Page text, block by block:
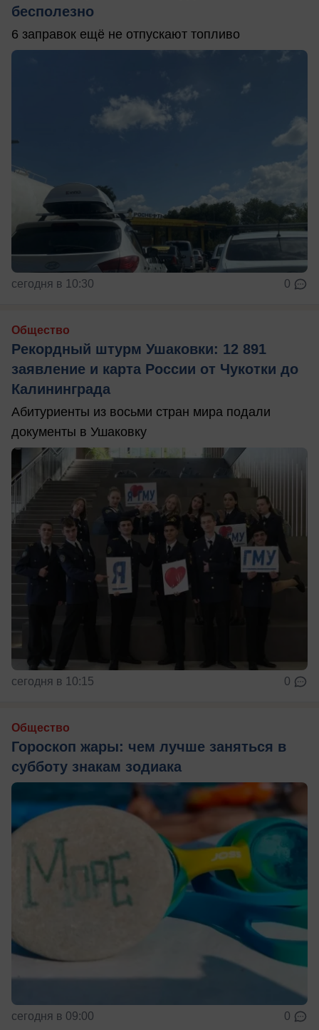
бесполезно
6 заправок ещё не отпускают топливо
сегодня в 10:30 0
Общество
Рекордный штурм Ушаковки: 12 891
заявление и карта России от Чукотки до
Калининграда
Абитуриенты из восьми стран мира подали
документы в Ушаковку
сегодня в 10:15 0
Общество
Гороскоп жары: чем лучше заняться в
субботу знакам зодиака
сегодня в 09:00 0